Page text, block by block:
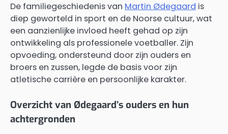
De familiegeschiedenis van Martin Ødegaard is
diep geworteld in sport en de Noorse cultuur, wat
een aanzienlijke invloed heeft gehad op zijn
ontwikkeling als professionele voetballer. Zijn
opvoeding, ondersteund door zijn ouders en
broers en zussen, legde de basis voor zijn
atletische carrière en persoonlijke karakter.
Overzicht van Ødegaard’s ouders en hun
achtergronden